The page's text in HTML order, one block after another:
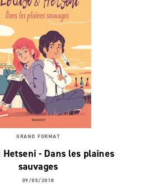
GRAND FORMAT
Hetseni - Dans les plaines
sauvages
09/05/2018